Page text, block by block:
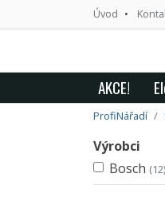
Úvod
AKCE!
ProfiNářadí
Výrobci
Bosch (12)